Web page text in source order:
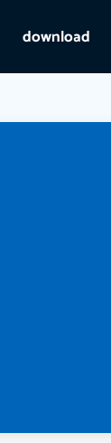
download